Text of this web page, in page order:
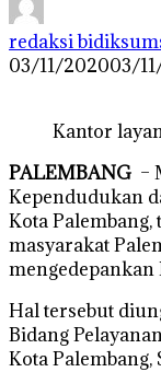
redaksi
03/11/202003/
Kantor
PALEMBANG –
Kependudukan
Kota
masyarakat
mengedepankan
Hal tersebut
Bidang
Kota Palembang,